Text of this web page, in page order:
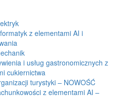
z elementami AI i
i usług gastronomicznych z
cukiernictwa
turystyki – NOWOŚĆ
z elementami AI –